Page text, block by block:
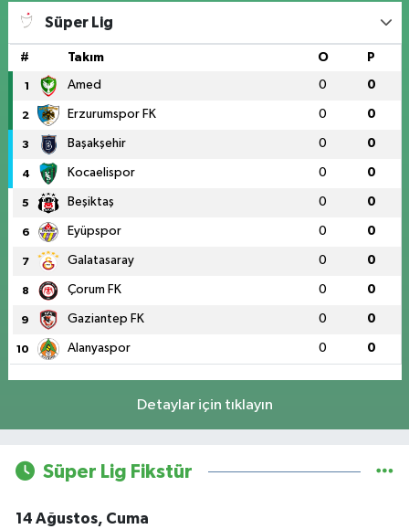
Süper Lig
# Takım O P
1 Amed 0 0
2 Erzurumspor FK 0 0
3 Başakşehir 0 0
4 Kocaelispor 0 0
5 Beşiktaş 0 0
6 Eyüpspor 0 0
7 Galatasaray 0 0
8 Çorum FK 0 0
9 Gaziantep FK 0 0
10 Alanyaspor 0 0
Detaylar için tıklayın
Süper Lig Fikstür
14 Ağustos, Cuma